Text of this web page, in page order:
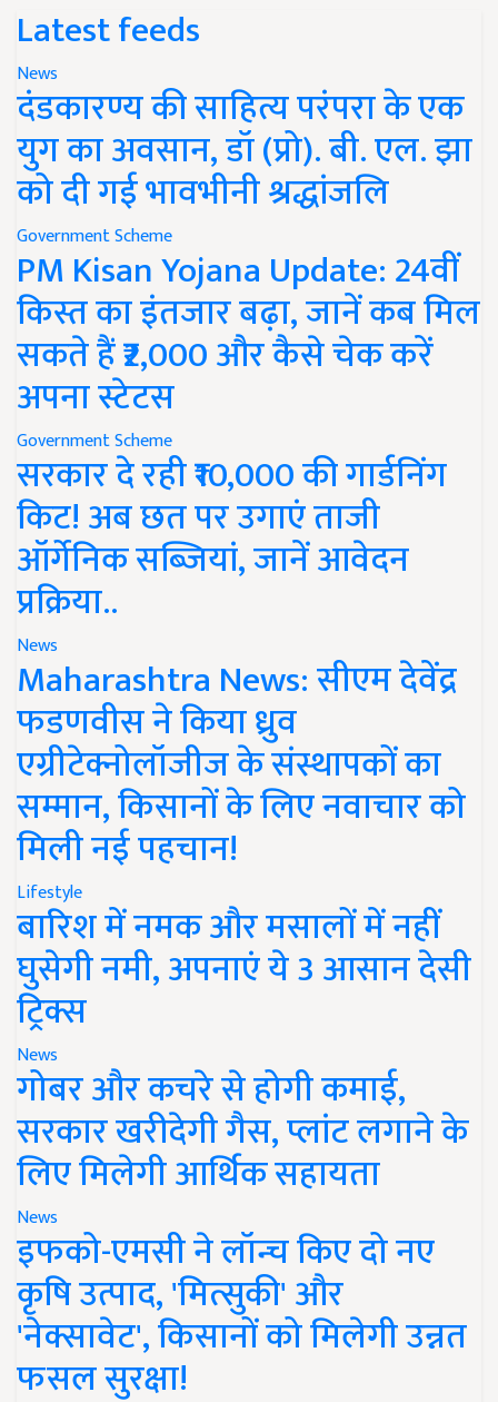
Latest feeds
News
दंडकारण्य की साहित्य परंपरा के एक
युग का अवसान, डॉ (प्रो). बी. एल. झा
को दी गई भावभीनी श्रद्धांजलि
Government Scheme
PM Kisan Yojana Update: 24वीं
किस्त का इंतजार बढ़ा, जानें कब मिल
सकते हैं ₹2,000 और कैसे चेक करें
अपना स्टेटस
Government Scheme
सरकार दे रही ₹10,000 की गार्डनिंग
किट! अब छत पर उगाएं ताजी
ऑर्गेनिक सब्जियां, जानें आवेदन
प्रक्रिया..
News
Maharashtra News: सीएम देवेंद्र
फडणवीस ने किया ध्रुव
एग्रीटेक्नोलॉजीज के संस्थापकों का
सम्मान, किसानों के लिए नवाचार को
मिली नई पहचान!
Lifestyle
बारिश में नमक और मसालों में नहीं
घुसेगी नमी, अपनाएं ये 3 आसान देसी
ट्रिक्स
News
गोबर और कचरे से होगी कमाई,
सरकार खरीदेगी गैस, प्लांट लगाने के
लिए मिलेगी आर्थिक सहायता
News
इफको-एमसी ने लॉन्च किए दो नए
कृषि उत्पाद, 'मित्सुकी' और
'नेक्सावेट', किसानों को मिलेगी उन्नत
फसल सुरक्षा!